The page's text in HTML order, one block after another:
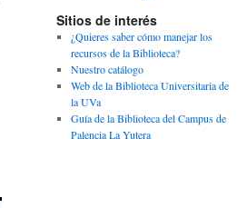
Sitios de interés
¿Quieres saber cómo manejar los
recursos de la Biblioteca?
Nuestro catálogo
Web de la Biblioteca Universitaria de
la UVa
Guía de la Biblioteca del Campus de
Palencia La Yutera